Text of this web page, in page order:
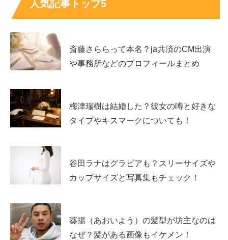
ると、より楽しめます。
森優理斗の出演ドラマ・番組（代表作をピックア
ップ）
多いです。たとえば大河ドラマ『鎌倉殿の13人』では
剛役として出演。さらに『二月の勝者―絶対合格の教室
―』ではガイア役
番組ではEテレの『こども・エール！～アジアこどもドラ
マ～』でナビゲーター
出演映画＋CM（企業名・CM名つきで紹介）
人気記事トップ5
斎藤さららって本名？ja共済のCM出演
や事務所などのプロフィールまとめ
梅津瑞樹は結婚した？彼女の噂と好きな
タイプやキスマークについても！
谷田ラナはグラビアも？スリーサイズや
カップサイズと写真集もチェック！
葵揚（あおいよう）の髪型が坊主なのは
なぜ？髪がある画像もイケメン！